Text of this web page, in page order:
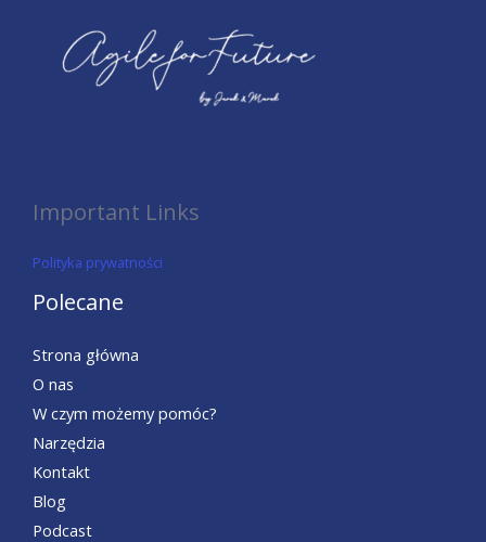
Important Links
Polityka prywatności
Polecane
Strona główna
O nas
W czym możemy pomóc?
Narzędzia
Kontakt
Blog
Podcast